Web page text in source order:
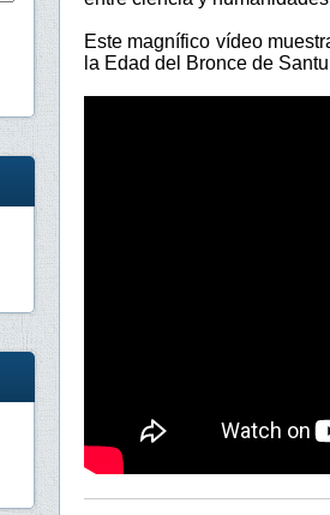
Este magnífico vídeo
la Edad del Bronce de